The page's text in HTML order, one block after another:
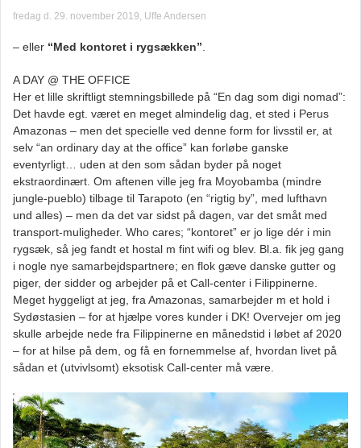
fredag d. 29. november 2019, Uffe Andersen
– eller “Med kontoret i rygsækken”
A DAY @ THE OFFICE
Her et lille skriftligt stemningsbillede på “En dag som digi nomad”:
Det havde egt. været en meget almindelig dag, et sted i Perus
Amazonas – men det specielle ved denne form for livsstil er, at
selv “an ordinary day at the office” kan forløbe ganske
eventyrligt… uden at den som sådan byder på noget
ekstraordinært. Om aftenen ville jeg fra Moyobamba (mindre
jungle-pueblo) tilbage til Tarapoto (en “rigtig by”, med lufthavn
und alles) – men da det var sidst på dagen, var det småt med
transport-muligheder. Who cares; “kontoret” er jo lige dér i min
rygsæk, så jeg fandt et hostal m fint wifi og blev. Bl.a. fik jeg gang
i nogle nye samarbejdspartnere; en flok gæve danske gutter og
piger, der sidder og arbejder på et Call-center i Filippinerne.
Meget hyggeligt at jeg, fra Amazonas, samarbejder m et hold i
Sydøstasien – for at hjælpe vores kunder i DK! Overvejer om jeg
skulle arbejde nede fra Filippinerne en månedstid i løbet af 2020
– for at hilse på dem, og få en fornemmelse af, hvordan livet på
sådan et (utvivlsomt) eksotisk Call-center må være.